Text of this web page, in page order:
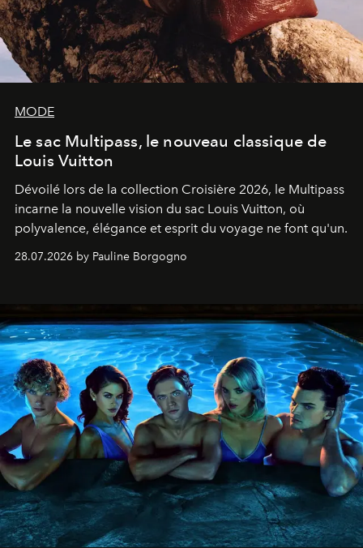
MODE
Le sac Multipass, le nouveau classique de
Louis Vuitton
Dévoilé lors de la collection Croisière 2026, le Multipass
incarne la nouvelle vision du sac Louis Vuitton, où
polyvalence, élégance et esprit du voyage ne font qu'un.
28.07.2026 by Pauline Borgogno